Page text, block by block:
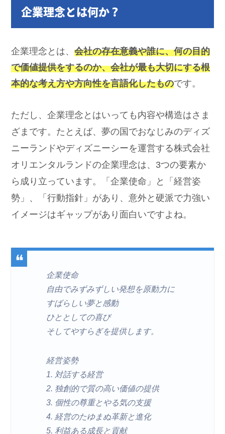
企業理念とは何か？
企業理念とは、会社の存在意義や誰に、何の目的
で価値提供をするのか、会社が最も大切にする根
本的な考え方や方向性を言語化したものです。
ただし、企業理念とはいっても内容や構造はさま
ざまです。たとえば、夢の国でおなじみのディズ
ニーランドやディズニーシーを運営する株式会社
オリエンタルランドの企業理念は、3つの要素か
ら成り立っています。「企業使命」と「経営姿
勢」、「行動指針」があり、意外と硬派で力強い
イメージはギャップがあり面白いですよね。
企業使命
自由でみずみずしい発想を原動力に
すばらしい夢と感動
ひととしての喜び
そしてやすらぎを提供します。
経営姿勢
1. 対話する経営
2. 独創的で質の高い価値の提供
3. 個性の尊重とやる気の支援
4. 経営のたゆまぬ革新と進化
5. 利益ある成長と貢献